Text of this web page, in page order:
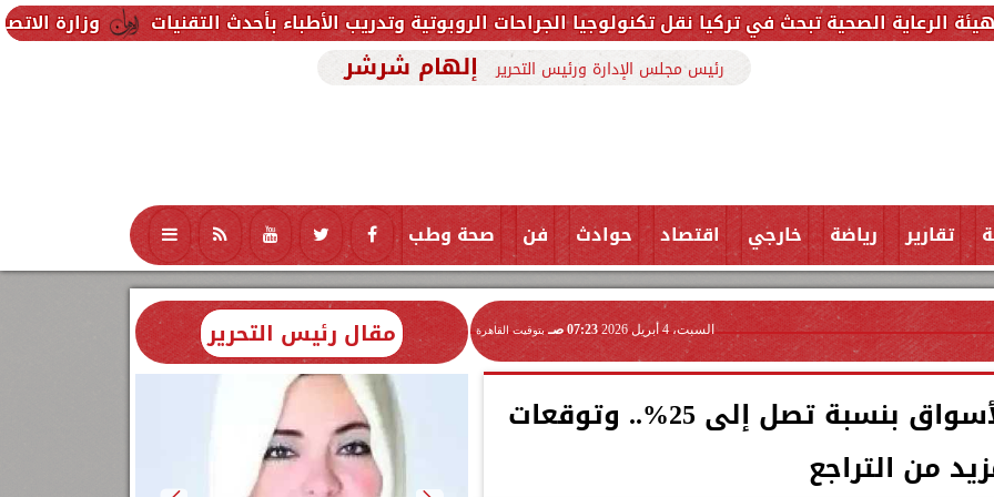
وزارة الاتصالات تفتح تبحث في تركيا نقل تكنولوجيا الجراحات الروبوتية وتدريب الأطباء بأحدث التقنيات
رئيس مجلس الإدارة ورئيس التحرير إلهام شرشر
تقارير رياضة خارجي اقتصاد حوادث فن صحة وطب تكنولوجيا منوعات محافظات
السبت، 4 أبريل 2026 07:23 صـ بتوقيت القاهرة
هبوط أسعار البيض في الأسواق بنسبة تصل إلى 25%.. وتوقعات
من التراجع
مقال رئيس التحرير